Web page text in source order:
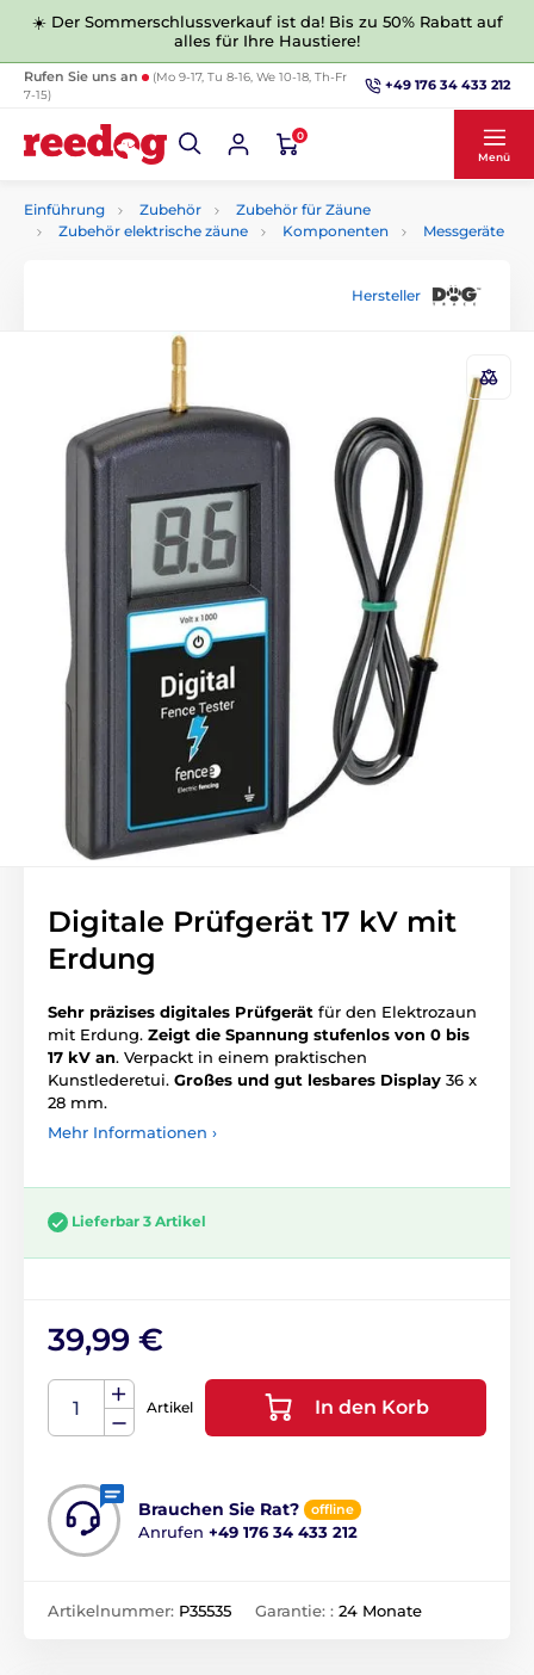
☀️ Der Sommerschlussverkauf ist da! Bis zu 50% Rabatt auf
alles für Ihre Haustiere!
Rufen Sie uns an
(Mo 9-17, Tu 8-16, We 10-18, Th-Fr
7-15)
+49 176 34 433 212
0
Menü
Einführung Zubehör
Zubehör für Zäune
Zubehör elektrische zäune
Komponenten Messgeräte
Hersteller
Digitale Prüfgerät 17 kV mit
Erdung
Sehr präzises digitales Prüfgerät für den Elektrozaun
mit Erdung. Zeigt die Spannung stufenlos von 0 bis
17 kV an. Verpackt in einem praktischen
Kunstlederetui. Großes und gut lesbares Display 36 x
28 mm.
Mehr Informationen ›
Lieferbar 3 Artikel
39,99 €
Artikel In den Korb
Brauchen Sie Rat? offline
Anrufen +49 176 34 433 212
Artikelnummer: P35535 Garantie: : 24 Monate